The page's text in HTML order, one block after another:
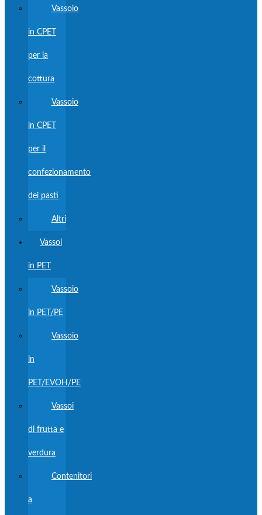
Vassoio
in CPET
per la
cottura
Vassoio
in CPET
per il
confezionamento
dei pasti
Altri
Vassoi
in PET
Vassoio
in PET/PE
Vassoio
in
PET/EVOH/PE
Vassoi
di frutta e
verdura
Contenitori
a